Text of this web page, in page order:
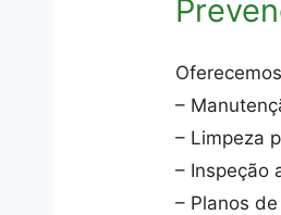
–
– Limpeza
– Inspeção
– Planos